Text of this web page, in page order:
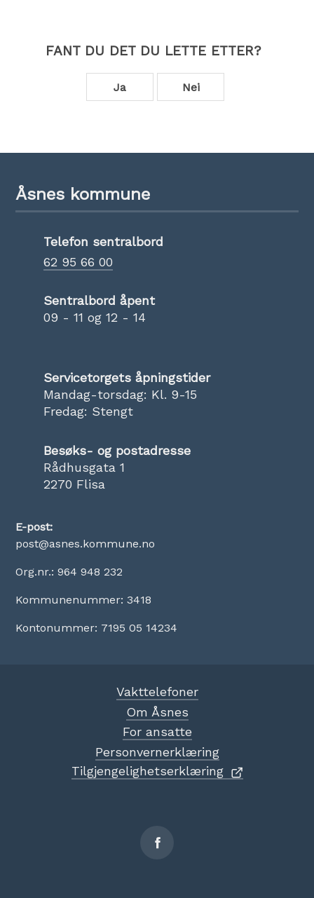
FANT DU DET DU LETTE ETTER?
Ja Nei
Åsnes kommune
Telefon sentralbord
62 95 66 00
Sentralbord åpent
09 - 11 og 12 - 14
Servicetorgets åpningstider
Mandag-torsdag: Kl. 9-15
Fredag: Stengt
Besøks- og postadresse
Rådhusgata 1
2270 Flisa
E-post:
post@asnes.kommune.no
Org.nr.: 964 948 232
Kommunenummer: 3418
Kontonummer: 7195 05 14234
Vakttelefoner
Om Åsnes
For ansatte
Personvernerklæring
Tilgjengelighetserklæring